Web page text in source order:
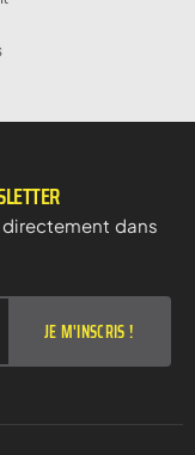
directement dans
JE M'INSCRIS !